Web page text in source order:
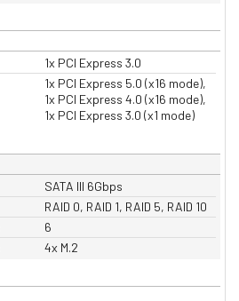
1x PCI Express 3.0
1x PCI Express 5.0 (x16 mode),
1x PCI Express 4.0 (x16 mode),
1x PCI Express 3.0 (x1 mode)
SATA III 6Gbps
RAID 0, RAID 1, RAID 5, RAID 10
6
4x M.2